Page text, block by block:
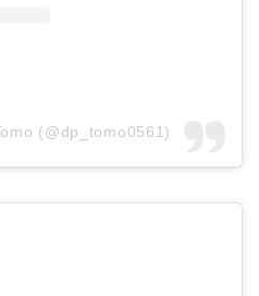
(@dp_tomo0561)